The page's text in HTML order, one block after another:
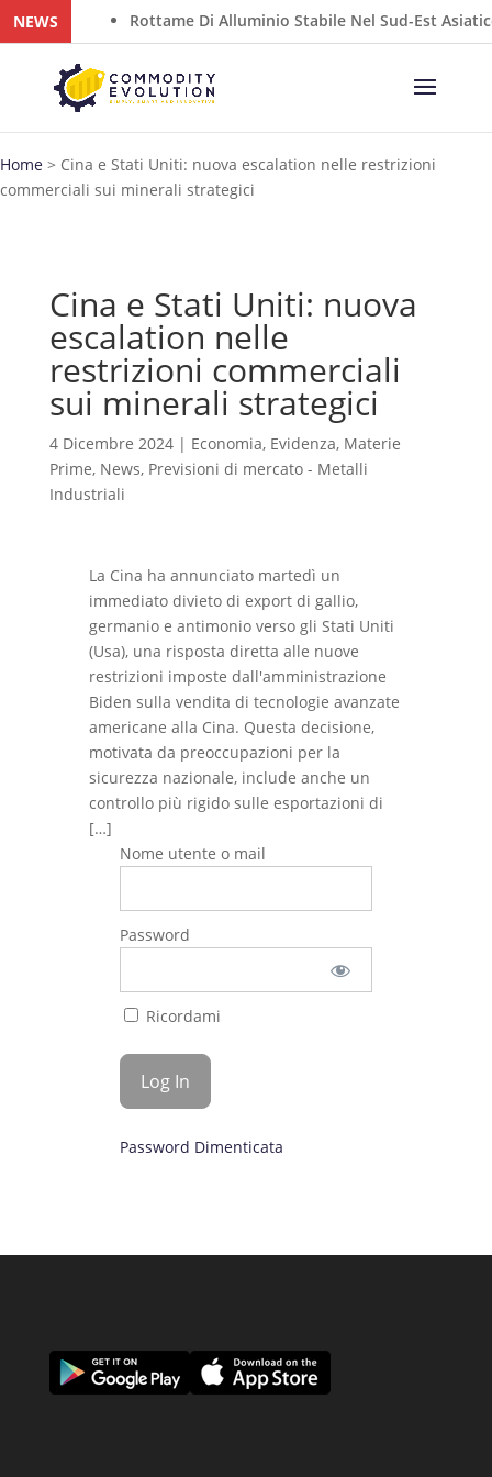
NEWS
Estiva Rottame Di Alluminio Stabile Nel Sud-Est Asiatico,
Home > Cina e Stati Uniti: nuova escalation nelle restrizioni
commerciali sui minerali strategici
Cina e Stati Uniti: nuova
escalation nelle
restrizioni commerciali
sui minerali strategici
4 Dicembre 2024| Economia, Evidenza, Materie
Prime, News, Previsioni di mercato - Metalli
Industriali
La Cina ha annunciato martedì un
immediato divieto di export di gallio,
germanio e antimonio verso gli Stati Uniti
(Usa), una risposta diretta alle nuove
restrizioni imposte dall'amministrazione
Biden sulla vendita di tecnologie avanzate
americane alla Cina. Questa decisione,
motivata da preoccupazioni per la
sicurezza nazionale, include anche un
controllo più rigido sulle esportazioni di
[…]
Nome utente o mail
Password
Ricordami
Password Dimenticata